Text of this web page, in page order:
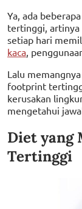
Ya, ada
tertinggi, artinya
setiap hari
kaca ,
Lalu
footprint
kerusakan
mengetahui
Diet yang
Tertinggi